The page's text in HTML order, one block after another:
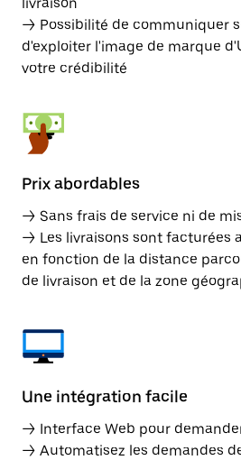
→ Possibilité de communiquer
d'exploiter l'image de marque
votre crédibilité
Prix abordables
→ Sans frais de service ni de
→ Les livraisons sont facturées
en fonction de la distance
de livraison et de la zone
Une intégration facile
→ Interface Web pour
→ Automatisez les demandes